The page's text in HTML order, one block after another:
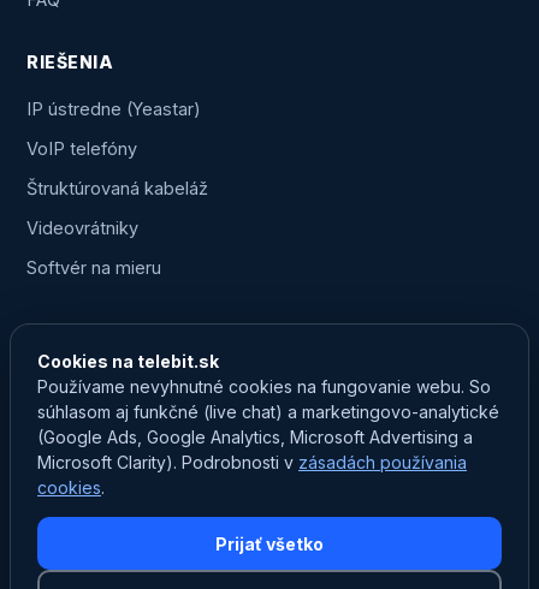
RIEŠENIA
IP ústredne (Yeastar)
VoIP telefóny
Štruktúrovaná kabeláž
Videovrátniky
Softvér na mieru
KONTAKT
0903 750 825
marketing@telebit.sk
Prevádzka: Na Záhumní 259/14B, Nededza
24/7 zákaznícky servis
Cookies na telebit.sk
Používame nevyhnutné cookies na fungovanie webu. So
súhlasom aj funkčné (live chat) a marketingovo-analytické
(Google Ads, Google Analytics, Microsoft Advertising a
Microsoft Clarity). Podrobnosti v zásadách používania
cookies.
Prijať všetko